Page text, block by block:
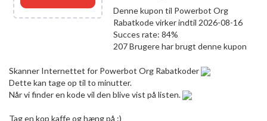
Denne kupon til Powerbot Org
Rabatkode virker indtil 2026-08-16
Succes rate: 84%
207 Brugere har brugt denne kupon
Skanner Internettet for Powerbot Org Rabatkoder
Dette kan tage op til to minutter.
Når vi finder en kode vil den blive vist på listen.
Tag en kop kaffe og hæng på :)